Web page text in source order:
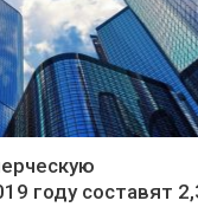
году составят